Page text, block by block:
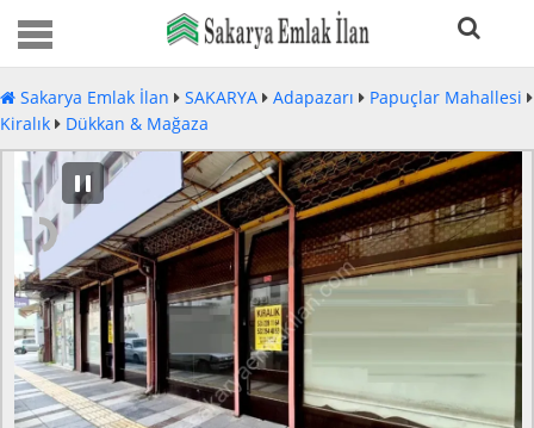
Sakarya Emlak İlan SAKARYA Adapazarı
Papuçlar Mahallesi
Kiralık
Dükkan & Mağaza